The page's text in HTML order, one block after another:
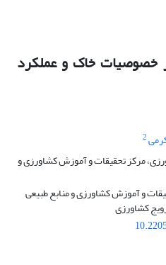
خصوصیات خاک و عملکرد
2
مرکز تحقیقات و آموزش کشاورزی و
و آموزش کشاورزی و منابع طبیعی
کشاورزی